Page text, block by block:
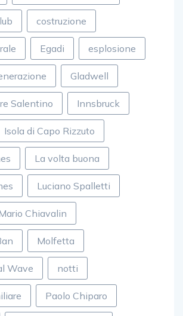
costruzione
Egadi esplosione
Gladwell
Salentino Innsbruck
Isola di Capo Rizzuto
La volta buona
Luciano Spalletti
Chiavalin
Molfetta
Wave notti
Paolo Chiparo